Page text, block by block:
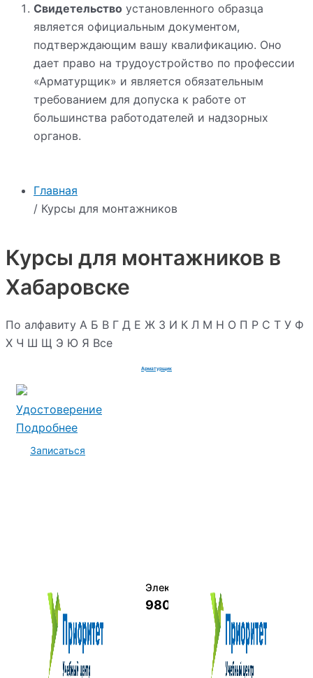
Главная
/ Курсы для монтажников
Курсы для монтажников в
Хабаровске
По алфавиту А Б В Г Д Е Ж З И К Л М Н О П Р С Т У Ф
Х Ч Ш Щ Э Ю Я Все
Арматурщик
Удостоверение
Подробнее
Записаться
Электромеханик по ремонту и
9800 руб.
Свидетельство установленного образца
является официальным документом,
подтверждающим вашу квалификацию. Оно
дает право на трудоустройство по профессии
«Арматурщик» и является обязательным
требованием для допуска к работе от
большинства работодателей и надзорных
органов.